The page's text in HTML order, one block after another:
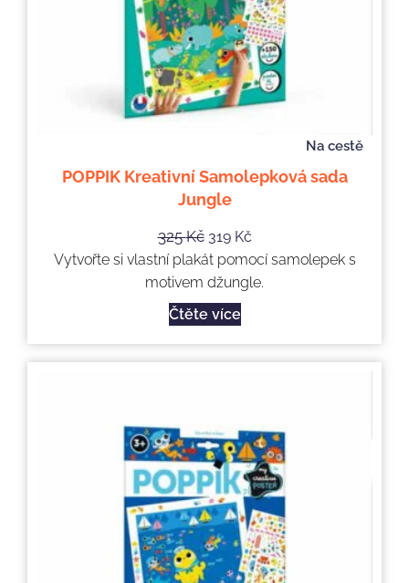
Na cestě
POPPIK Kreativní Samolepková sada
Jungle
325Kč 319 Kč
Vytvořte si vlastní plakát pomocí samolepek s
motivem džungle.
Čtěte více